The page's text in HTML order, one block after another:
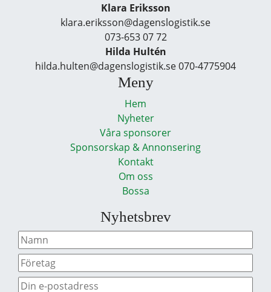
Klara Eriksson
klara.eriksson@dagenslogistik.se
073-653 07 72
Hilda Hultén
hilda.hulten@dagenslogistik.se 070-4775904
Meny
Hem
Nyheter
Våra sponsorer
Sponsorskap & Annonsering
Kontakt
Om oss
Bossa
Nyhetsbrev